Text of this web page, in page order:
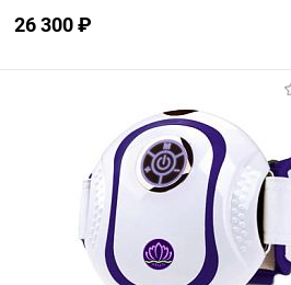
26 300 ₽
Подписаться
В избранное